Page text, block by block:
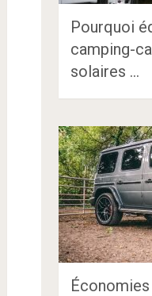
Pourquoi
camping-
solaires …